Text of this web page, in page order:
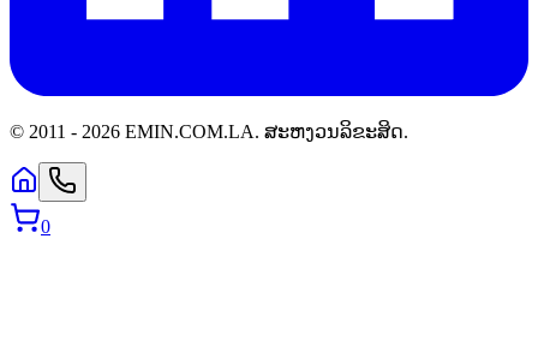
© 2011 - 2026 EMIN.COM.LA. ສະຫງວນລິຂະສິດ.
0